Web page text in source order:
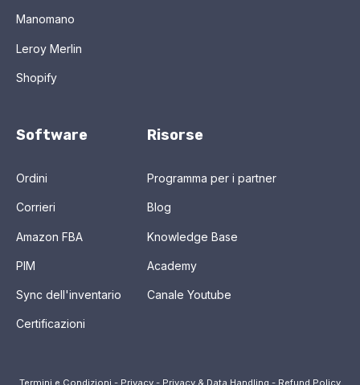
Manomano
Leroy Merlin
Shopify
Software
Ordini
Corrieri
Amazon FBA
PIM
Sync dell'inventario
Certificazioni
Risorse
Programma per i partner
Blog
Knowledge Base
Academy
Canale Youtube
Termini e Condizioni - Privacy - Privacy & Data Handling - Refund Policy